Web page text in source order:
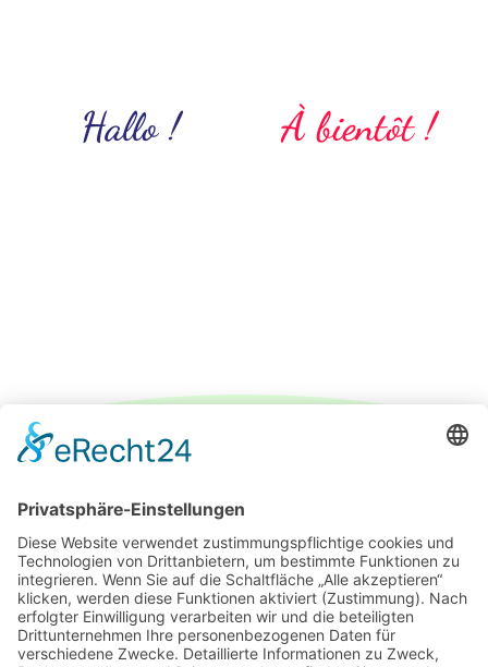
Hallo ! À bientôt !
IMPRESSUM DATENSCHUTZERKLÄRUNG
PARTNER ÜBER UNS KONTAKT